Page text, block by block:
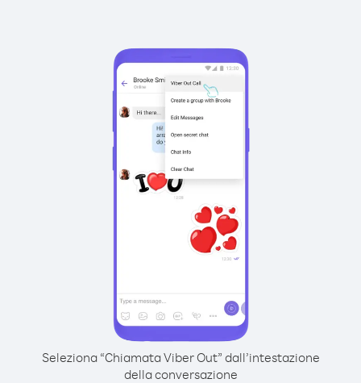
Seleziona “Chiamata Viber Out” dall’intestazione
della conversazione